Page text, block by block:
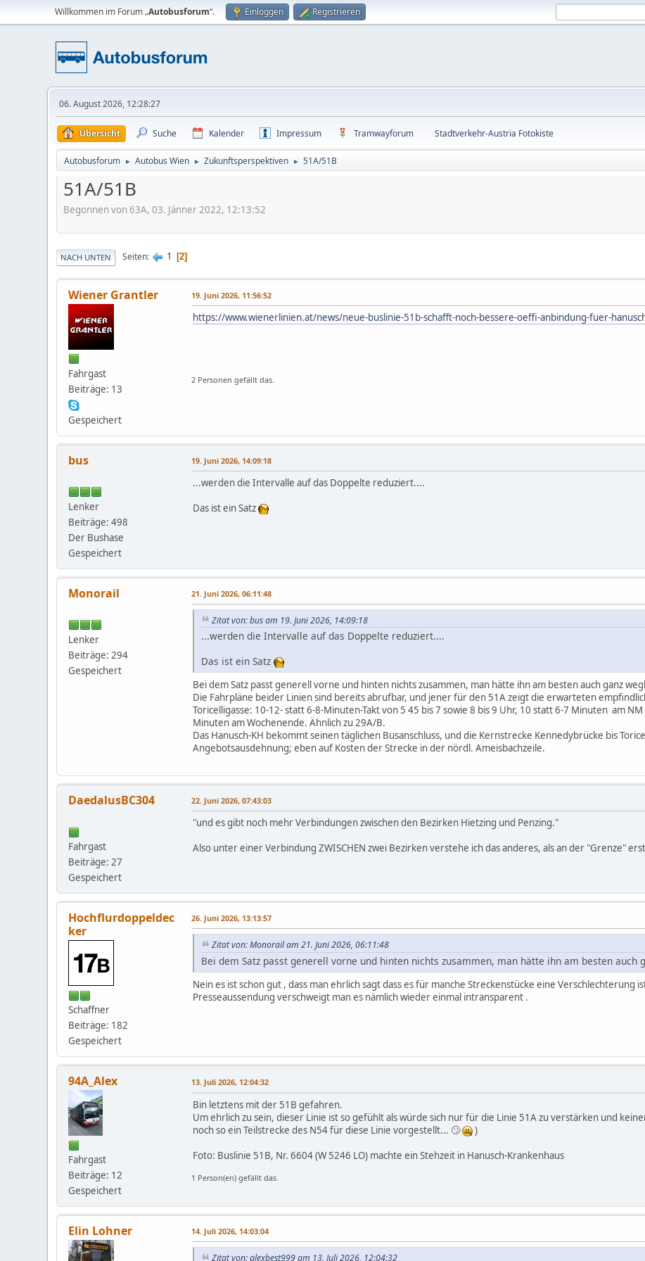
Willkommen im Forum „Autobusforum“. Einloggen Registrieren
06. August 2026, 12:28:27
Übersicht Suche Kalender Impressum Tramwayforum Stadtverkehr-Austria Fotokiste
Autobusforum ► Autobus Wien ► Zukunftsperspektiven ► 51A/51B
51A/51B
Begonnen von 63A, 03. Jänner 2022, 12:13:52
NACH UNTEN Seiten 1 2
Wiener Grantler
Fahrgast
Beiträge: 13
Gespeichert
19. Juni 2026, 11:56:52
https://www.wienerlinien.at/news/neue-buslinie-51b-schafft-noch-bessere-oeffi-anbindung-fuer-
2 Personen gefällt das.
bus
Lenker
Beiträge: 498
Der Bushase
Gespeichert
19. Juni 2026, 14:09:18
...werden die Intervalle auf das Doppelte reduziert....
Das ist ein Satz
Monorail
Lenker
Beiträge: 294
Gespeichert
21. Juni 2026, 06:11:48
Zitat von: bus am 19. Juni 2026, 14:09:18
...werden die Intervalle auf das Doppelte reduziert....
Das ist ein Satz
Bei dem Satz passt generell vorne und hinten nichts zusammen, man hätte ihn am besten auch ganz
Die Fahrpläne beider Linien sind bereits abrufbar, und jener für den 51A zeigt die erwarteten
Toricelligasse: 10-12- statt 6-8-Minuten-Takt von 5 45 bis 7 sowie 8 bis 9 Uhr, 10 statt 6-7 Minuten am
Minuten am Wochenende. Ähnlich zu 29A/B.
Das Hanusch-KH bekommt seinen täglichen Busanschluss, und die Kernstrecke Kennedybrücke bis
Angebotsausdehnung; eben auf Kosten der Strecke in der nördl. Ameisbachzeile.
DaedalusBC304
Fahrgast
Beiträge: 27
Gespeichert
22. Juni 2026, 07:43:03
"und es gibt noch mehr Verbindungen zwischen den Bezirken Hietzing und Penzing."
Also unter einer Verbindung ZWISCHEN zwei Bezirken verstehe ich das anderes, als an der "Grenze"
Hochflurdoppeldec
ker
Schaffner
Beiträge: 182
Gespeichert
26. Juni 2026, 13:13:57
Zitat von: Monorail am 21. Juni 2026, 06:11:48
Bei dem Satz passt generell vorne und hinten nichts zusammen, man hätte ihn am besten
Nein es ist schon gut , dass man ehrlich sagt dass es für manche Streckenstücke eine
Presseaussendung verschweigt man es nämlich wieder einmal intransparent .
94A_Alex
Fahrgast
Beiträge: 12
Gespeichert
13. Juli 2026, 12:04:32
Bin letztens mit der 51B gefahren.
Um ehrlich zu sein, dieser Linie ist so gefühlt als würde sich nur für die Linie 51A zu verstärken und
noch so ein Teilstrecke des N54 für diese Linie vorgestellt... 🙄
)
Foto: Buslinie 51B, Nr. 6604 (W 5246 LO) machte ein Stehzeit in Hanusch-Krankenhaus
1 Person(en) gefällt das.
Elin Lohner 14. Juli 2026, 14:03:04
Zitat von: alexbest999 am 13. Juli 2026, 12:04:32